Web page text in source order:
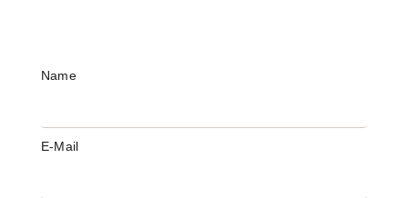
Name
E-Mail